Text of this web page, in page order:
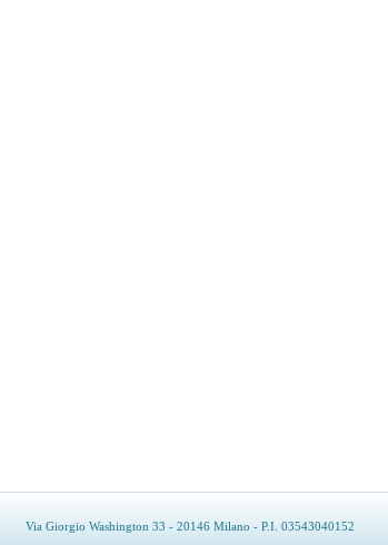
Via Giorgio Washington 33 - 20146 Milano - P.I. 03543040152